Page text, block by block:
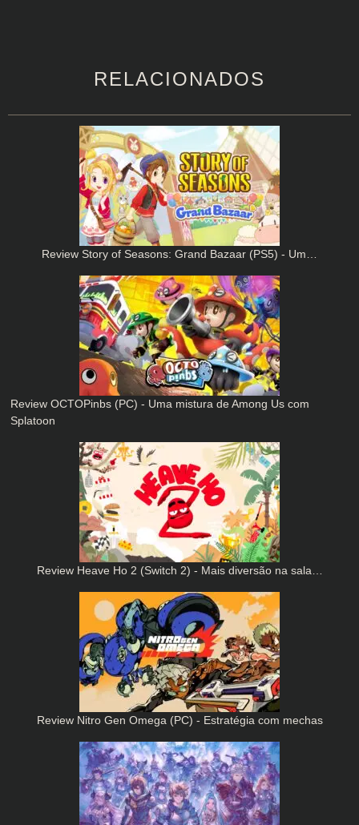
RELACIONADOS
Review Story of Seasons: Grand Bazaar (PS5) - Um…
Review OCTOPinbs (PC) - Uma mistura de Among Us com
Splatoon
Review Heave Ho 2 (Switch 2) - Mais diversão na sala…
Review Nitro Gen Omega (PC) - Estratégia com mechas